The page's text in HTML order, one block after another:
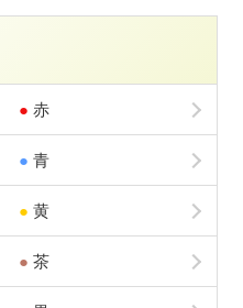
● 赤
● 青
● 黄
● 茶